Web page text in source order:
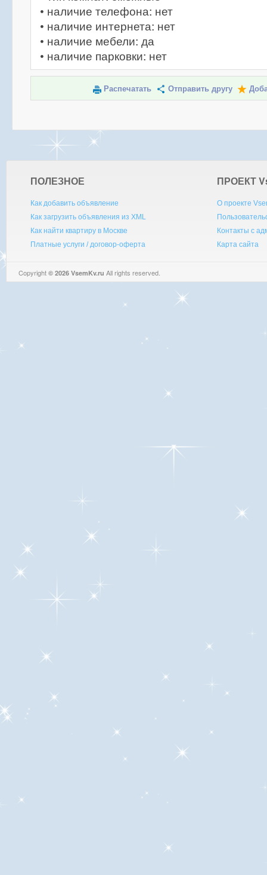
• наличие телефона: нет
• наличие интернета: нет
• наличие мебели: да
• наличие парковки: нет
Распечатать Отправить другу
ПОЛЕЗНОЕ
Как добавить объявление
Как загрузить объявления из XML
Как найти квартиру в Москве
Платные услуги / договор-оферта
ПРОЕКТ V
О проекте
Контакты с
Карта сайта
Copyright © 2026 VsemKv.ru All rights reserved.